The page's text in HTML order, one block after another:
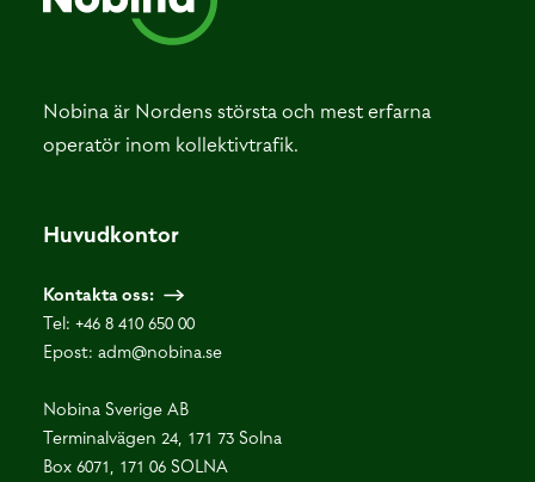
Nobina är Nordens största och mest erfarna
operatör inom kollektivtrafik.
Huvudkontor
Kontakta oss:
Tel: +46 8 410 650 00
Epost: adm@nobina.se
Nobina Sverige AB
Terminalvägen 24, 171 73 Solna
Box 6071, 171 06 SOLNA